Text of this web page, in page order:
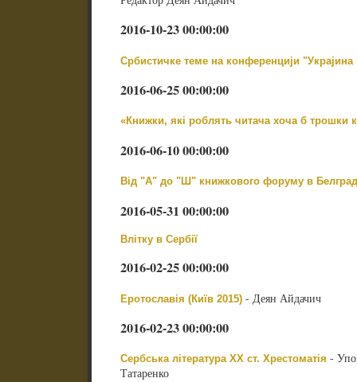
2016-10-23 00:00:00
Србистичке теме на конференцији
2016-06-25 00:00:00
«Книжки, які роблять читача хоча б трошки
2016-06-10 00:00:00
Від "А" до "Ш" книжкового форуму в
2016-05-31 00:00:00
Влітку в Сербії
2016-02-25 00:00:00
Еротославія (Київ 2015)- Деян Айдачич
2016-02-23 00:00:00
Сербська література ХХ ст. Хрестоматія -
Татаренко